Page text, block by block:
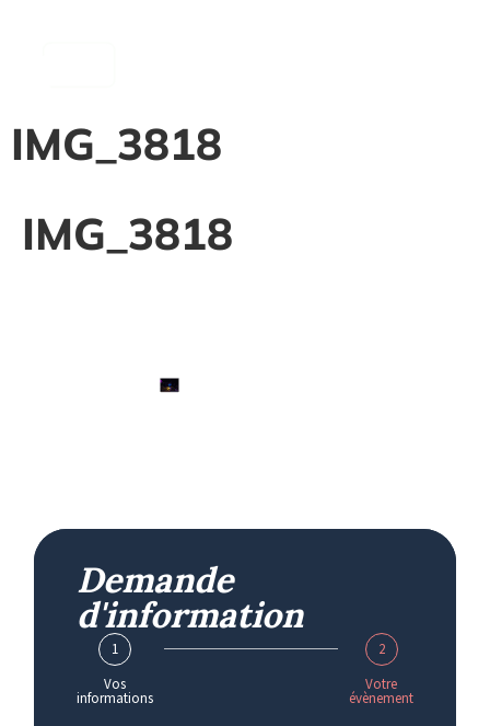
IMG_3818
IMG_3818
Demande
d'information
1
Vos
informations
2
Votre
évènement